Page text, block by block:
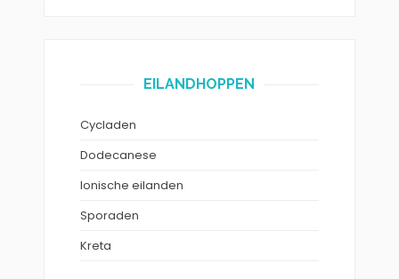
EILANDHOPPEN
Cycladen
Dodecanese
Ionische eilanden
Sporaden
Kreta